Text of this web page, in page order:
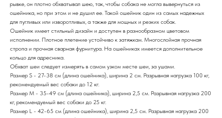
рывке, он плотно обхватывал шею, так, чтобы собака не могла вывернуться из
ошейника, но при этом и не душил ее. Такой ошейник один из самых надежных
для пугливых или изворотливых, а также для мощных и резких собак.
Ошейник имеет стильный дизайн и доступен в разнообразном цветовом
исполнении. Плотное плетение устойчиво к затяжкам. Многослойная прочная
стропа и прочная сварная фурнитура. На ошейниках имеется дополнительное
кольцо для адресника.
Обхват шеи следует измерять в самом узком месте шеи, за ушами.
Размер S - 27-38 см (длина ошейника), ширина 2 см. Разрывная нагрузка 100 кг,
рекомендуемый вес собаки до 12 кг.
Размер M - 35-49 см (длина ошейника), ширина 2,5 см. Разрывная нагрузка 200
кг, рекомендуемый вес собаки до 25 кг.
Размер L - 42-65 см (длина ошейника), ширина 2,5 см. Разрывная нагрузка 200